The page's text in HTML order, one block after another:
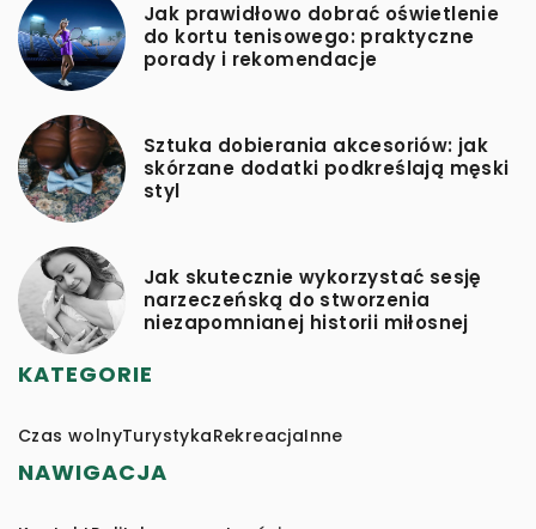
Jak prawidłowo dobrać oświetlenie
do kortu tenisowego: praktyczne
porady i rekomendacje
Sztuka dobierania akcesoriów: jak
skórzane dodatki podkreślają męski
styl
Jak skutecznie wykorzystać sesję
narzeczeńską do stworzenia
niezapomnianej historii miłosnej
KATEGORIE
Czas wolnyTurystykaRekreacjaInne
NAWIGACJA